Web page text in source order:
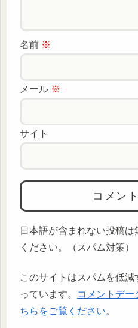
名前 ※
メール ※
サイト
日本語が含まれない投稿
ください。（スパム対策）
このサイトはスパムを低
っています。
コメントデー
ちらをご覧ください。